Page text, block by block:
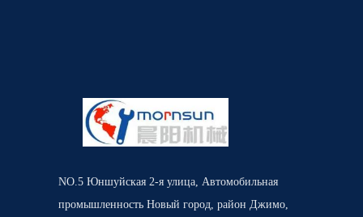
NO.5 Юншуйская 2-я улица, Автомобильная
промышленность Новый город, район Джимо,